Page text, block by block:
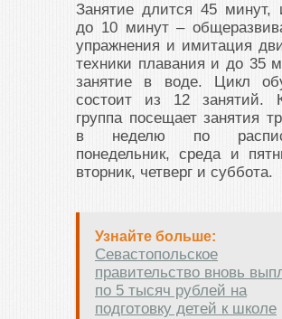
Занятие длится 45 минут,
до 10 минут –
упражнения и имитация
техники плавания и до 35
занятие в воде. Цикл
состоит из 12 занятий.
группа посещает занятия
в неделю по
понедельник, среда и
вторник, четверг и суббота.
Узнайте больше:
Севастопольское
правительство вновь
по 5 тысяч рублей на
подготовку детей к школе